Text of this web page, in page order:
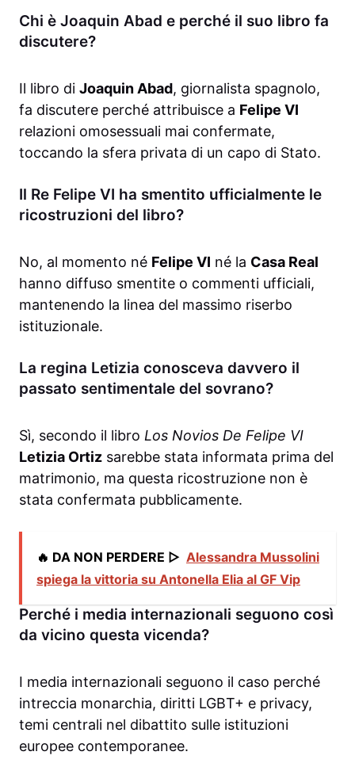
Chi è Joaquin Abad e perché il suo libro fa
discutere?
Il libro di Joaquin Abad, giornalista spagnolo,
fa discutere perché attribuisce a Felipe VI
relazioni omosessuali mai confermate,
toccando la sfera privata di un capo di Stato.
Il Re Felipe VI ha smentito ufficialmente le
ricostruzioni del libro?
No, al momento né Felipe VI né la Casa Real
hanno diffuso smentite o commenti ufficiali,
mantenendo la linea del massimo riserbo
istituzionale.
La regina Letizia conosceva davvero il
passato sentimentale del sovrano?
Sì, secondo il libro Los Novios De Felipe VI
Letizia Ortiz sarebbe stata informata prima del
matrimonio, ma questa ricostruzione non è
stata confermata pubblicamente.
🔥 DA NON PERDERE ▷ Alessandra Mussolini
spiega la vittoria su Antonella Elia al GF Vip
Perché i media internazionali seguono così
da vicino questa vicenda?
I media internazionali seguono il caso perché
intreccia monarchia, diritti LGBT+ e privacy,
temi centrali nel dibattito sulle istituzioni
europee contemporanee.